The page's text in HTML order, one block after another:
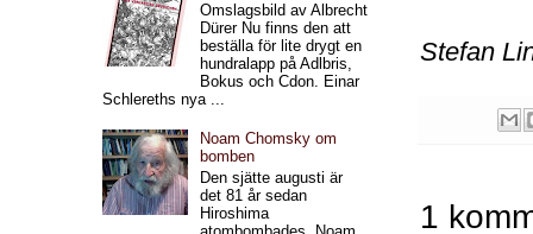
Stefan
1
Omslagsbild av Albrecht
Dürer Nu finns den att
beställa för lite drygt en
hundralapp på Adlbris,
Bokus och Cdon. Einar
Schlereths nya ...
Noam Chomsky om
bomben
Den sjätte augusti är
det 81 år sedan
Hiroshima